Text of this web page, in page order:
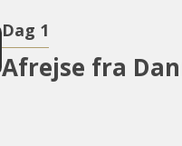
Dag 1
Afrejse fra